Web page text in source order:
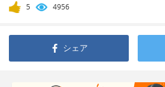
5 4956
シェア